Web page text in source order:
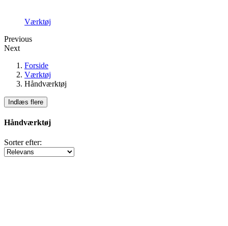
Værktøj
Previous
Next
Forside
Værktøj
Håndværktøj
Clear
Pris
View products
Indlæs flere
Håndværktøj
Sorter efter: